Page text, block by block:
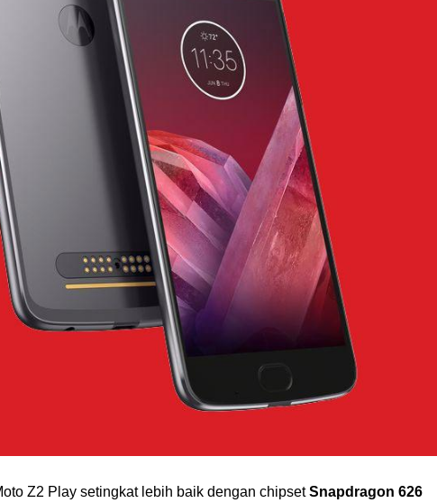
Z2 Play setingkat lebih baik dengan chipsetSnapdragon 626